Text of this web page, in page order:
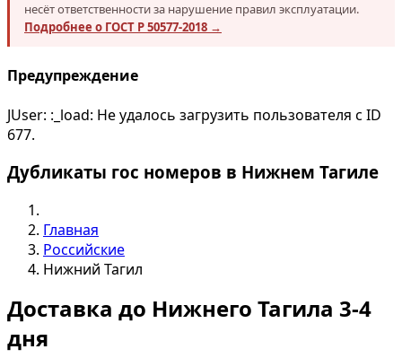
несёт ответственности за нарушение правил эксплуатации.
Подробнее о ГОСТ Р 50577-2018 →
Предупреждение
JUser: :_load: Не удалось загрузить пользователя с ID
677.
Дубликаты гос номеров в Нижнем Тагиле
Главная
Российские
Нижний Тагил
Доставка до Нижнего Тагила 3-4
дня